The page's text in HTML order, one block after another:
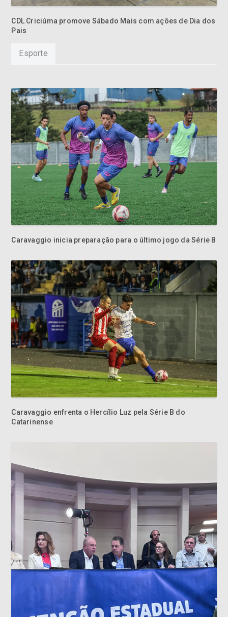
CDL Criciúma promove Sábado Mais com ações de Dia dos
Pais
Esporte
Caravaggio inicia preparação para o último jogo da Série B
Caravaggio enfrenta o Hercílio Luz pela Série B do
Catarinense